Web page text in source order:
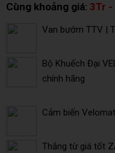
Cùng khoảng giá: 3Tr
Van bướm TTV |
Bộ Khuếch Đại
chính hãng
Cảm biến
Thắng từ giá tốt